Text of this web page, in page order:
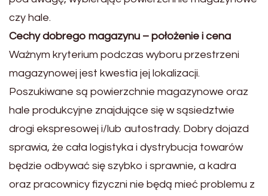
czy hale.
Cechy dobrego magazynu – położenie i cena
Ważnym kryterium podczas wyboru przestrzeni
magazynowej jest kwestia jej lokalizacji.
Poszukiwane są powierzchnie magazynowe oraz
hale produkcyjne znajdujące się w sąsiedztwie
drogi ekspresowej i/lub autostrady. Dobry dojazd
sprawia, że cała logistyka i dystrybucja towarów
będzie odbywać się szybko i sprawnie, a kadra
oraz pracownicy fizyczni nie będą mieć problemu z